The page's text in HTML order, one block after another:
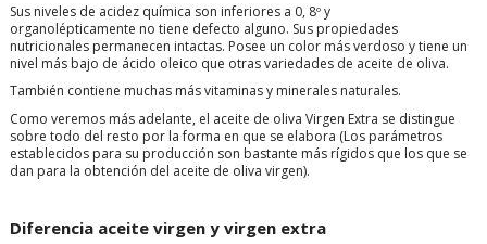
Sus niveles de acidez química son inferiores a 0, 8º y
organolépticamente no tiene defecto alguno. Sus propiedades
nutricionales permanecen intactas. Posee un color más verdoso y tiene un
nivel más bajo de ácido oleico que otras variedades de aceite de oliva.
También contiene muchas más vitaminas y minerales naturales.
Como veremos más adelante, el aceite de oliva Virgen Extra se distingue
sobre todo del resto por la forma en que se elabora (Los parámetros
establecidos para su producción son bastante más rígidos que los que se
dan para la obtención del aceite de oliva virgen).
Diferencia aceite virgen y virgen extra